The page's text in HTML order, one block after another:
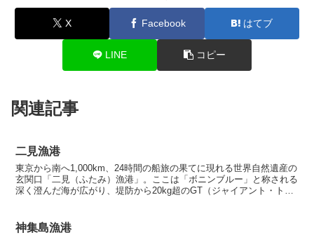
X Facebook はてブ
LINE コピー
関連記事
二見漁港
東京から南へ1,000km、24時間の船旅の果てに現れる世界自然遺産の
玄関口「二見（ふたみ）漁港」。ここは「ボニンブルー」と称される
深く澄んだ海が広がり、堤防から20kg超のGT（ジャイアント・トレ
神集島漁港